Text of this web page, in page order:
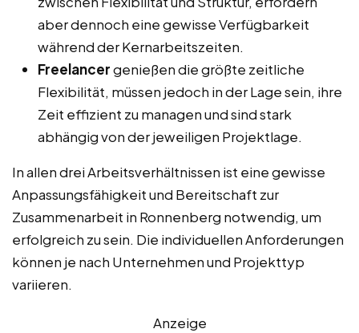
aber dennoch eine gewisse Verfügbarkeit
während der Kernarbeitszeiten.
Freelancergenießen die größte zeitliche
Flexibilität, müssen jedoch in der Lage sein, ihre
Zeit effizient zu managen und sind stark
abhängig von der jeweiligen Projektlage.
In allen drei Arbeitsverhältnissen ist eine gewisse
Anpassungsfähigkeit und Bereitschaft zur
Zusammenarbeit in Ronnenberg notwendig, um
erfolgreich zu sein. Die individuellen Anforderungen
können je nach Unternehmen und Projekttyp
variieren.
Anzeige